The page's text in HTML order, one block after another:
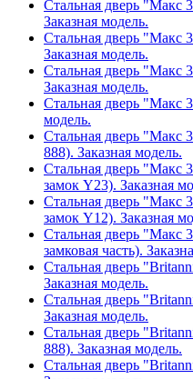
Стальная дверь "Макс
Заказная модель.
Стальная дверь "Макс
Заказная модель.
Стальная дверь "Макс
Заказная модель.
Стальная дверь "Макс
модель.
Стальная дверь "Макс
888). Заказная модель.
Стальная дверь "Макс
замок Y23). Заказная
Стальная дверь "Макс
замок Y12). Заказная
Стальная дверь "Макс
замковая часть).
Стальная дверь
Заказная модель.
Стальная дверь
Заказная модель.
Стальная дверь
888). Заказная модель.
Стальная дверь